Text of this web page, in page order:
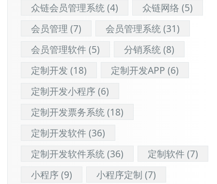
众链会员管理系统(4) 众链网络 (5)
会员管理 (7) 会员管理系统(31)
会员管理软件(5) 分销系统(8)
定制开发 (18) 定制开发APP (6)
定制开发小程序(6)
定制开发票务系统(18)
定制开发软件(36)
定制开发软件系统(36) 定制软件(7)
小程序(9) 小程序定制 (7)